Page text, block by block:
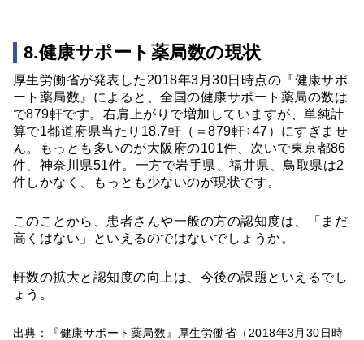
8.健康サポート薬局数の現状
厚生労働省が発表した2018年3月30日時点の『健康サポ
ート薬局数』によると、全国の健康サポート薬局の数は
で879軒です。右肩上がりで増加していますが、単純計
算で1都道府県当たり18.7軒（＝879軒÷47）にすぎませ
ん。もっとも多いのが大阪府の101件、次いで東京都86
件、神奈川県51件。一方で岩手県、福井県、鳥取県は2
件しかなく、もっとも少ないのが現状です。
このことから、患者さんや一般の方の認知度は、「まだ
高くはない」といえるのではないでしょうか。
軒数の拡大と認知度の向上は、今後の課題といえるでし
ょう。
出典：『健康サポート薬局数』厚生労働省（2018年3月30日時